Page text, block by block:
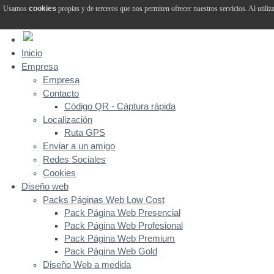
Inicio
Empresa
Empresa
Contacto
Código QR - Cáptura rápida
Localización
Ruta GPS
Enviar a un amigo
Redes Sociales
Cookies
Diseño web
Packs Páginas Web Low Cost
Pack Página Web Presencial
Pack Página Web Profesional
Pack Página Web Premium
Pack Página Web Gold
Diseño Web a medida
Usamos cookies propias y de terceros que nos permiten ofrecer nuestros servicios. Al